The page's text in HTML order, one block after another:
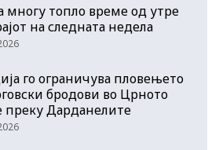
многу топло време од утре
на следната недела
го ограничува пловењето
бродови во Црното
преку Дарданелите